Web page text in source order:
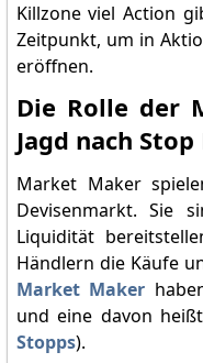
Killzone viel Action
Zeitpunkt, um in
eröffnen.
Die Rolle der
Jagd nach Stop
Market Maker
Devisenmarkt. Sie
Liquidität
Händlern die Käufe
Market Maker
und eine davon
Stopps).